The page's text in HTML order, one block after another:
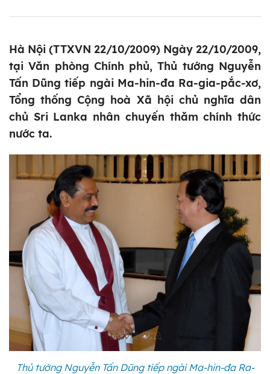
Hà Nội (TTXVN 22/10/2009) Ngày 22/10/2009,
tại Văn phòng Chính phủ, Thủ tướng Nguyễn
Tấn Dũng tiếp ngài Ma-hin-đa Ra-gia-pắc-xơ,
Tổng thống Cộng hoà Xã hội chủ nghĩa dân
chủ Sri Lanka nhân chuyến thăm chính thức
nước ta.
Thủ tướng Nguyễn Tấn Dũng tiếp ngài Ma-hin-đa Ra-